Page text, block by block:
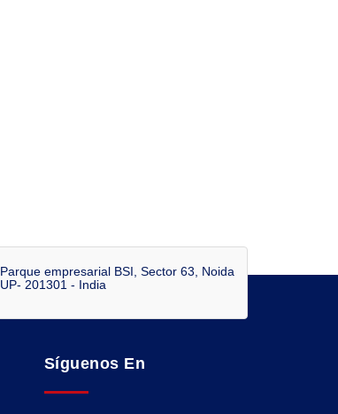
Parque empresarial BSI, Sector 63, Noida
UP- 201301 - India
Síguenos En